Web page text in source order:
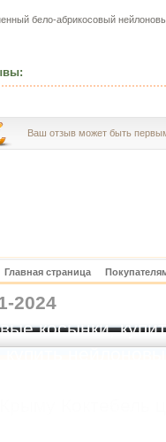
бело-абрикосовый
Ваш отзыв может быть
Главная страница
2024
косынки,
купить